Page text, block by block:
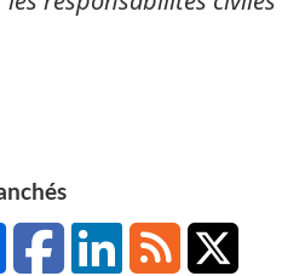
Flickr FacebookLinkedInRSS